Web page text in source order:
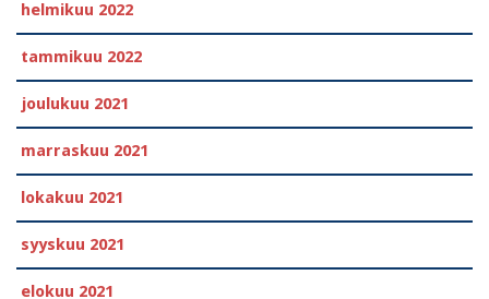
helmikuu 2022
tammikuu 2022
joulukuu 2021
marraskuu 2021
lokakuu 2021
syyskuu 2021
elokuu 2021